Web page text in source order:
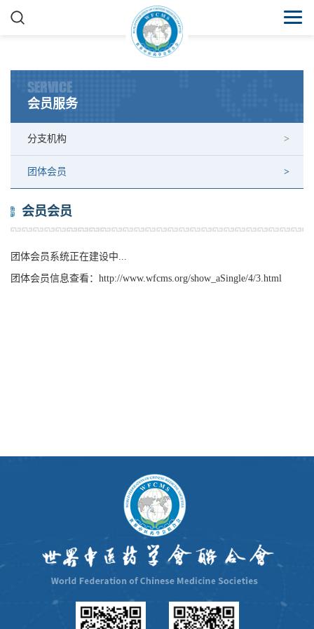
SERVICE
会员服务
分支机构
团体会员
会员会员
团体会员系统正在建设中...
团体会员信息查看： http://www.wfcms.org/show_aSingle/4/3.html